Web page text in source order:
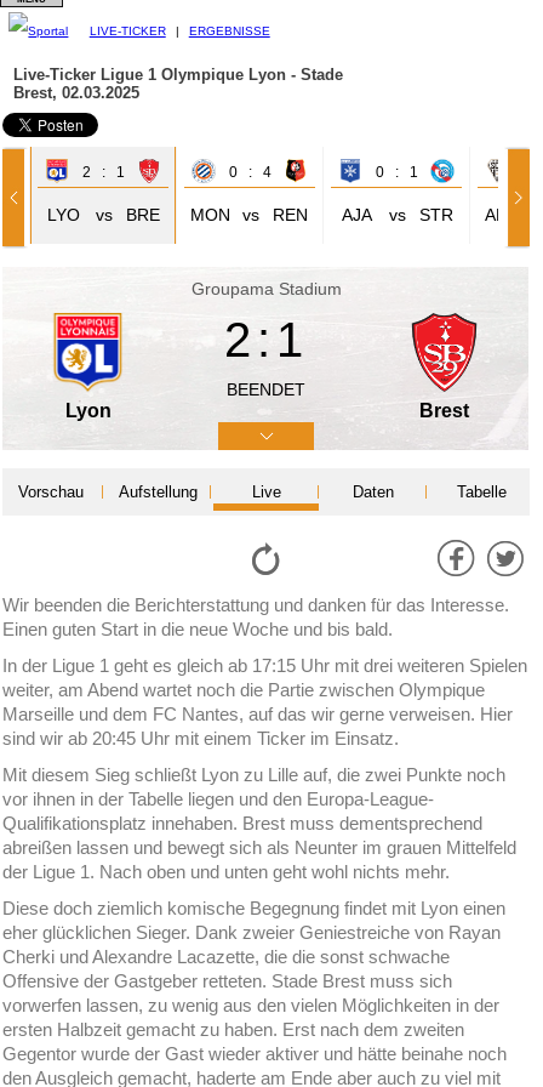
LIVE-TICKER | ERGEBNISSE
Live-Ticker Ligue 1 Olympique Lyon - Stade
Brest, 02.03.2025
2 : 1
LYO vs BRE
0 : 4
MON vs REN
0 : 1
AJA vs STR ANG
Groupama Stadium
Lyon
2:1
BEENDET
Brest
Vorschau Aufstellung Live Daten Tabelle
Wir beenden die Berichterstattung und danken für das Interesse.
Einen guten Start in die neue Woche und bis bald.
In der Ligue 1 geht es gleich ab 17:15 Uhr mit drei weiteren Spielen
weiter, am Abend wartet noch die Partie zwischen Olympique
Marseille und dem FC Nantes, auf das wir gerne verweisen. Hier
sind wir ab 20:45 Uhr mit einem Ticker im Einsatz.
Mit diesem Sieg schließt Lyon zu Lille auf, die zwei Punkte noch
vor ihnen in der Tabelle liegen und den Europa-League-
Qualifikationsplatz innehaben. Brest muss dementsprechend
abreißen lassen und bewegt sich als Neunter im grauen Mittelfeld
der Ligue 1. Nach oben und unten geht wohl nichts mehr.
Diese doch ziemlich komische Begegnung findet mit Lyon einen
eher glücklichen Sieger. Dank zweier Geniestreiche von Rayan
Cherki und Alexandre Lacazette, die die sonst schwache
Offensive der Gastgeber retteten. Stade Brest muss sich
vorwerfen lassen, zu wenig aus den vielen Möglichkeiten in der
ersten Halbzeit gemacht zu haben. Erst nach dem zweiten
Gegentor wurde der Gast wieder aktiver und hätte beinahe noch
den Ausgleich gemacht, haderte am Ende aber auch zu viel mit